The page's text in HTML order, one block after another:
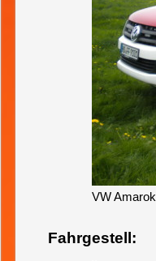
VW
Fahrgestell: